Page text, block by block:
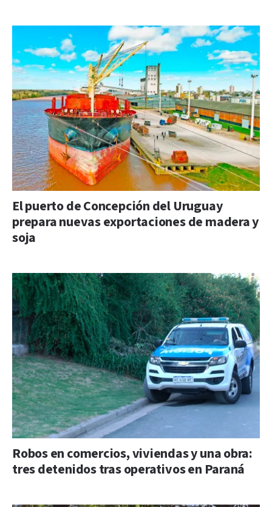
El puerto de Concepción del Uruguay
prepara nuevas exportaciones de madera y
soja
Robos en comercios, viviendas y una obra:
tres detenidos tras operativos en Paraná